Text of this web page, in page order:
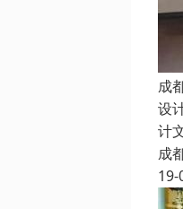
成
设
计
成
19-